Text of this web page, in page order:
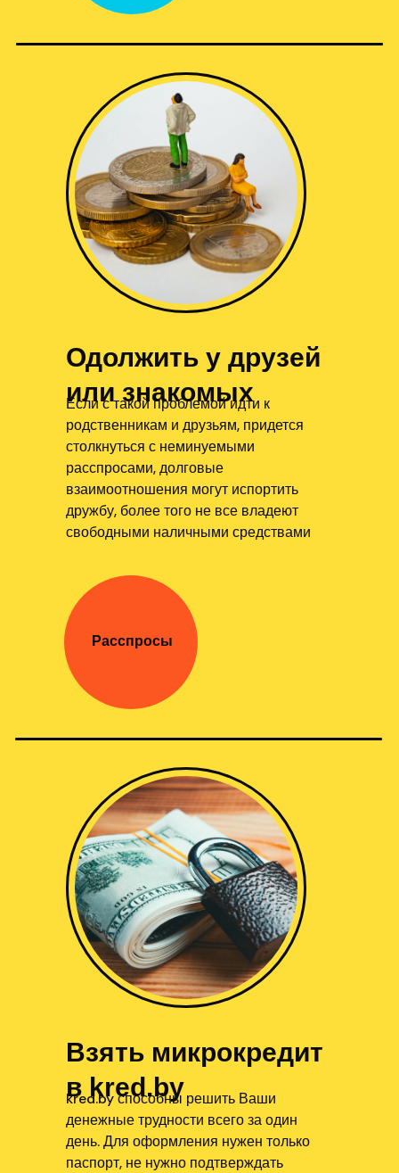
Расспросы
Если с такой проблемой идти к
родственникам и друзьям, придется
столкнуться с неминуемыми
расспросами, долговые
взаимоотношения могут испортить
дружбу, более того не все владеют
свободными наличными средствами
Одолжить у друзей
или знакомых
kred.by способны решить Ваши
денежные трудности всего за один
день. Для оформления нужен только
паспорт, не нужно подтверждать
Взять микрокредит
в kred.by